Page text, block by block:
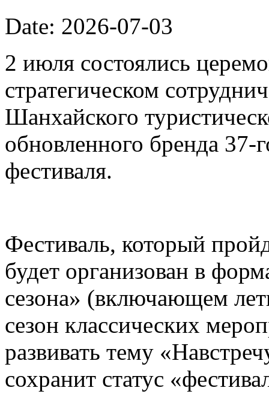
Date: 2026-07-03
2 июля состоялись
стратегическом
Шанхайского
обновленного бренда 37-
фестиваля.
Фестиваль, который
будет организован в
сезона» (включающем
сезон классических
развивать тему
сохранит статус